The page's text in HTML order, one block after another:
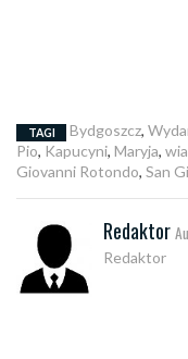
TAGI Bydgoszcz,
Pio, Kapucyni, Maryja,
Giovanni Rotondo, San
Redaktor
Redaktor